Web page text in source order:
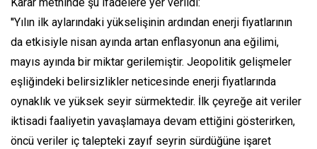
Karar metninde şu ifadelere yer verildi:
''Yılın ilk aylarındaki yükselişinin ardından enerji fiyatlarının
da etkisiyle nisan ayında artan enflasyonun ana eğilimi,
mayıs ayında bir miktar gerilemiştir. Jeopolitik gelişmeler
eşliğindeki belirsizlikler neticesinde enerji fiyatlarında
oynaklık ve yüksek seyir sürmektedir. İlk çeyreğe ait veriler
iktisadi faaliyetin yavaşlamaya devam ettiğini gösterirken,
öncü veriler iç talepteki zayıf seyrin sürdüğüne işaret